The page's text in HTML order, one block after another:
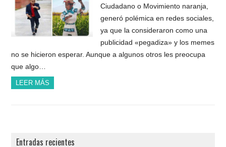
Ciudadano o Movimiento naranja,
generó polémica en redes sociales,
ya que la consideraron como una
publicidad «pegadiza» y los memes
no se hicieron esperar. Aunque a algunos otros les preocupa
que algo…
LEER MÁS
Entradas recientes